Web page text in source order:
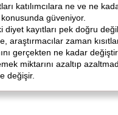
katılımcılara ne ve ne
güveniyor.
diyet kayıtları pek doğru
araştırmacılar zaman
gerçekten ne kadar
miktarını azaltıp
değişir.